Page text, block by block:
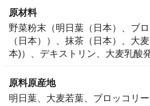
ーと野菜の王様とも呼ばれるケ
より飲みやすくするために、茶
抹茶を加えています。
原材料
野菜粉末（明日葉（日本）、ブ
（日本））、抹茶（日本）、大
本)）、デキストリン、大麦乳酸
原料原産地
明日葉、大麦若葉、ブロッコリ